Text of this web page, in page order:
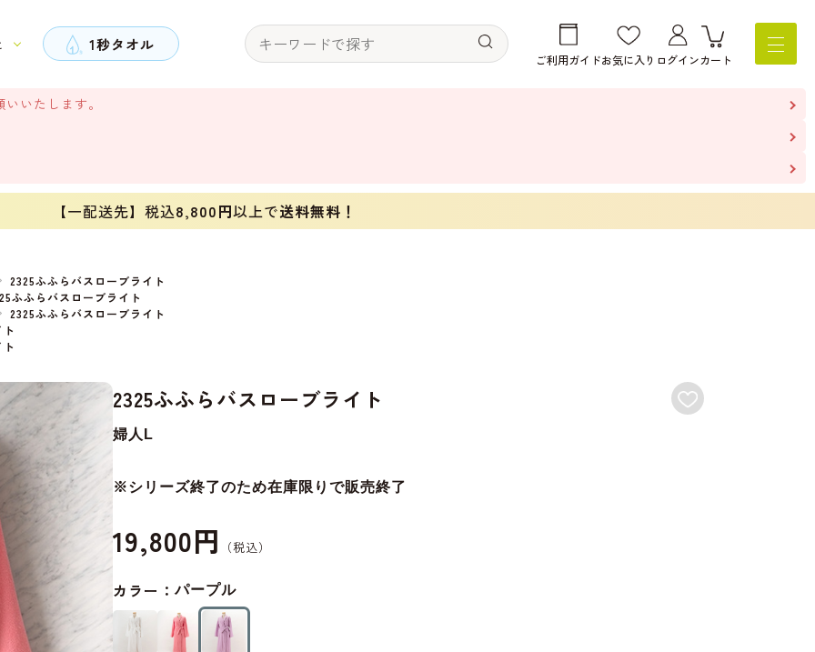
1秒タオル
ご利用ガイドお気に入り ログインカート
いたします。
【一配送先】税込8,800円以上で送料無料！
2325ふふらバスローブライト
ふふらバスローブライト
2325ふふらバスローブライト
2325ふふらバスローブライト
婦人L
※シリーズ終了のため在庫限りで販売終了
19,800円
カラー：パープル